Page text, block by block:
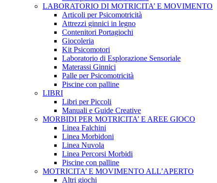
LABORATORIO DI MOTRICITA’ E MOVIMENTO
Articoli per Psicomotricità
Attrezzi ginnici in legno
Contenitori Portagiochi
Giocoleria
Kit Psicomotori
Laboratorio di Esplorazione Sensoriale
Materassi Ginnici
Palle per Psicomotricità
Piscine con palline
LIBRI
Libri per Piccoli
Manuali e Guide Creative
MORBIDI PER MOTRICITA’ E AREE GIOCO
Linea Falchini
Linea Morbidoni
Linea Nuvola
Linea Percorsi Morbidi
Piscine con palline
MOTRICITA’ E MOVIMENTO ALL’APERTO
Altri giochi